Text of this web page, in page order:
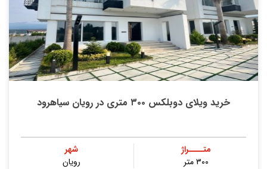
خرید ویلای دوبلکس ۳۰۰ متری در رویان سیاهرود
متــــراژ
۳۰۰ متر
شهر
رویان